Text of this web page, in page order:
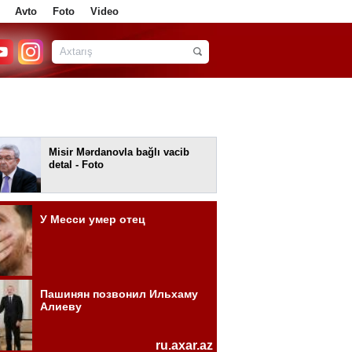
Avto Foto Video
Misir Mərdanovla bağlı vacib
detal - Foto